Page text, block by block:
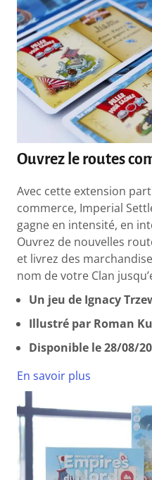
Ouvrez le routes
Avec cette extension
commerce, Imperial
gagne en intensité, en
Ouvrez de nouvelles
et livrez des
nom de votre Clan
Un jeu de Ignacy
Illustré par Roman
Disponible le 28/08/
En savoir plus